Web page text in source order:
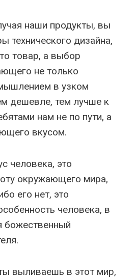
наши продукты, вы
технического дизайна,
товар, а выбор
не только
в узком
дешевле, тем лучше к
нам не по пути, а
вкусом.
человека, это
окружающего мира,
его нет, это
человека, в
божественный
выливаешь в этот мир,